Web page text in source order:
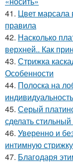
41. Цвет марсала
правила
42. Насколько
верхней.. Как
43. Стрижка
Особенности
44. Полоска на
45. Серый
сделать
46. Уверенно и
интимную
47. Благодаря